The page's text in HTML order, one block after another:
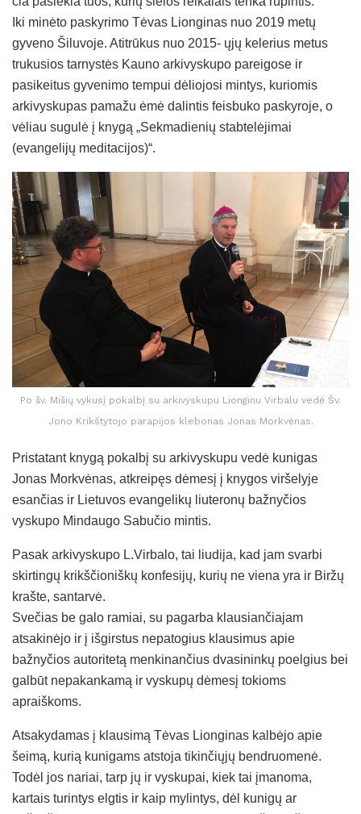
Iki minėto paskyrimo Tėvas Lionginas nuo 2019 metų
gyveno Šiluvoje. Atitrūkus nuo 2015- ųjų kelerius metus
trukusios tarnystės Kauno arkivyskupo pareigose ir
pasikeitus gyvenimo tempui dėliojosi mintys, kuriomis
arkivyskupas pamažu ėmė dalintis feisbuko paskyroje, o
vėliau sugulė į knygą „Sekmadienių stabtelėjimai
(evangelijų meditacijos)“.
Po šv. Mišių vykusį pokalbį su arkivyskupu Lionginu Virbalu vedė Šv.
Jono Krikštytojo parapijos klebonas Jonas Morkvėnas.
Pristatant knygą pokalbį su arkivyskupu vedė kunigas
Jonas Morkvėnas, atkreipęs dėmesį į knygos viršelyje
esančias ir Lietuvos evangelikų liuteronų bažnyčios
vyskupo Mindaugo Sabučio mintis.
Pasak arkivyskupo L.Virbalo, tai liudija, kad jam svarbi
skirtingų krikščioniškų konfesijų, kurių ne viena yra ir Biržų
krašte, santarvė.
Svečias be galo ramiai, su pagarba klausiančiajam
atsakinėjo ir į išgirstus nepatogius klausimus apie
bažnyčios autoritetą menkinančius dvasininkų poelgius bei
galbūt nepakankamą ir vyskupų dėmesį tokioms
apraiškoms.
Atsakydamas į klausimą Tėvas Lionginas kalbėjo apie
šeimą, kurią kunigams atstoja tikinčiųjų bendruomenė.
Todėl jos nariai, tarp jų ir vyskupai, kiek tai įmanoma,
kartais turintys elgtis ir kaip mylintys, dėl kunigų ar